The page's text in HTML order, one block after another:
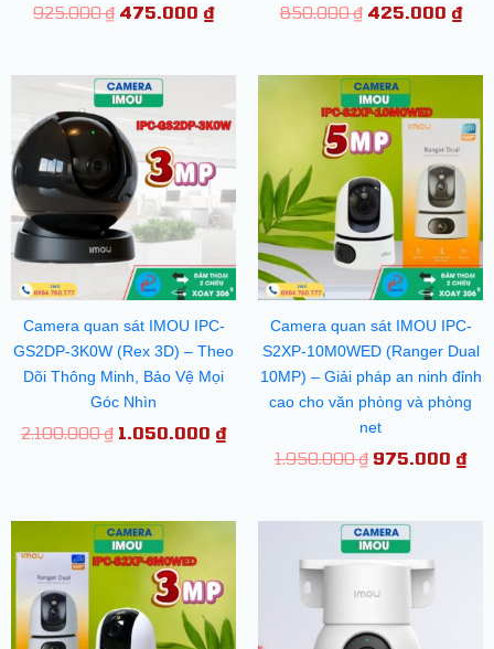
925.000₫ 475.000 ₫ 850.000₫ 425.000 ₫
Camera quan sát IMOU IPC-
GS2DP-3K0W (Rex 3D) – Theo
Dõi Thông Minh, Bảo Vệ Mọi
Góc Nhìn
2.100.000₫
Giá
gốc
là:
2.100.000 ₫.
1.050.000 ₫
tại
1.050.000 ₫.
Camera quan sát IMOU IPC-
S2XP-10M0WED (Ranger Dual
10MP) – Giải pháp an ninh đỉnh
cao cho văn phòng và phòng
net
1.950.000₫
Giá
gốc
là:
1.950.000 ₫.
975.000 ₫
tại
là:
Giá
gốc
là:
1.750.000 ₫.
là:
875.000 ₫.
Giá
gốc
925.000 ₫.